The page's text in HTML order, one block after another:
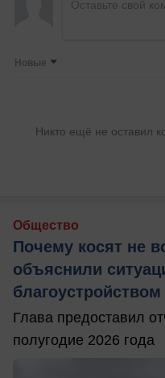
Новые
Никто ещё не оставил
Общество
Почему косят не
объяснили
благоустройством
Глава предоставил
полугодие 2026 года